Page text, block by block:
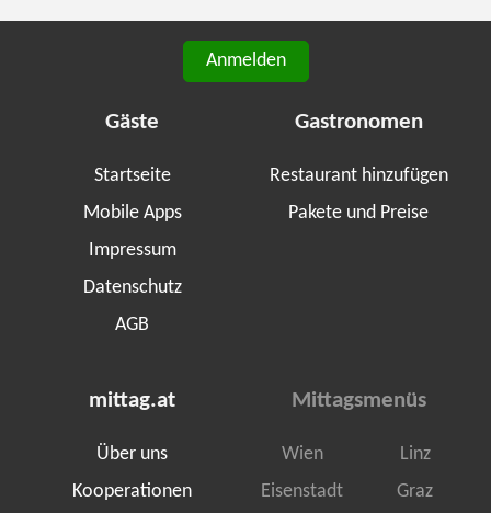
Anmelden
Gäste
Startseite
Mobile Apps
Impressum
Datenschutz
AGB
Gastronomen
Restaurant hinzufügen
Pakete und Preise
mittag.at
Über uns
Kooperationen
Mittagsmenüs
Wien
Linz
Eisenstadt
Graz